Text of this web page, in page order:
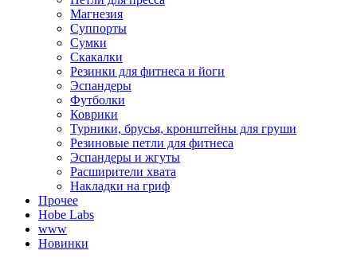
Магнезия
Суппорты
Сумки
Скакалки
Резинки для фитнеса и йоги
Эспандеры
Футболки
Коврики
Турники, брусья, кронштейны для груши
Резиновые петли для фитнеса
Эспандеры и жгуты
Расширители хвата
Накладки на гриф
Прочее
Hobe Labs
www
Новинки